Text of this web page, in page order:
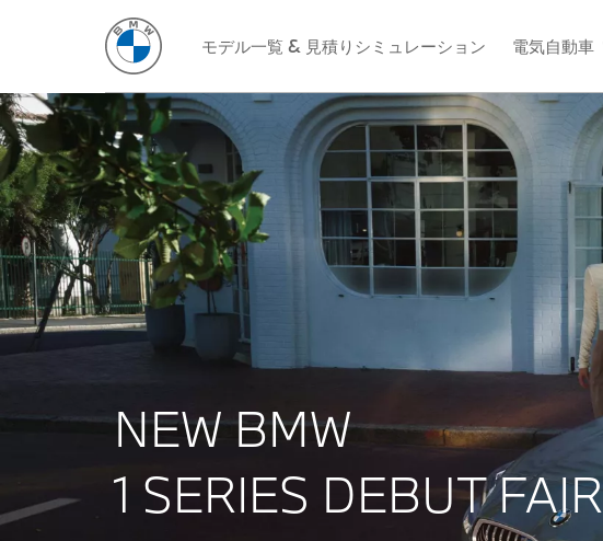
モデル一覧 & 見積りシミュレーション 電気自動車
NEW BMW
1 SERIES DEBUT FAIR